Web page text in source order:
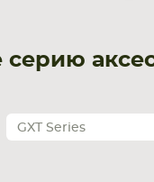
серию
GXT Series